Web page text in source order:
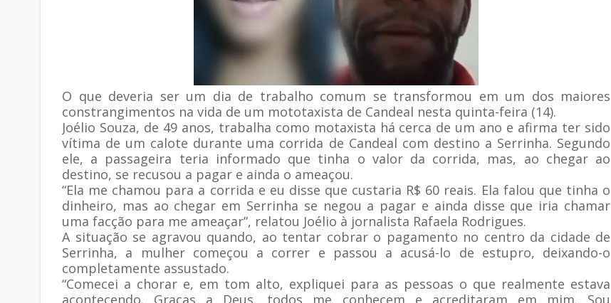
O que deveria ser um dia de trabalho comum se transformou em um dos maiores
constrangimentos na vida de um mototaxista de Candeal nesta quinta-feira (14).
Joélio Souza, de 49 anos, trabalha como motaxista há cerca de um ano e afirma ter sido
vítima de um calote durante uma corrida de Candeal com destino a Serrinha. Segundo
ele, a passageira teria informado que tinha o valor da corrida, mas, ao chegar ao
destino, se recusou a pagar e ainda o ameaçou.
“Ela me chamou para a corrida e eu disse que custaria R$ 60 reais. Ela falou que tinha o
dinheiro, mas ao chegar em Serrinha se negou a pagar e ainda disse que iria chamar
uma facção para me ameaçar”, relatou Joélio à jornalista Rafaela Rodrigues.
A situação se agravou quando, ao tentar cobrar o pagamento no centro da cidade de
Serrinha, a mulher começou a correr e passou a acusá-lo de estupro, deixando-o
completamente assustado.
“Comecei a chorar e, em tom alto, expliquei para as pessoas o que realmente estava
acontecendo. Graças a Deus, todos me conhecem e acreditaram em mim. Sou